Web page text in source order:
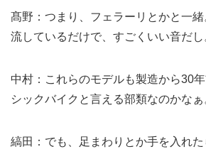
髙野：つまり、フェラーリとかと一
流しているだけで、すごくいい音だし
中村：これらのモデルも製造から30
シックバイクと言える部類なのかなぁ
縞田：でも、足まわりとか手を入れ